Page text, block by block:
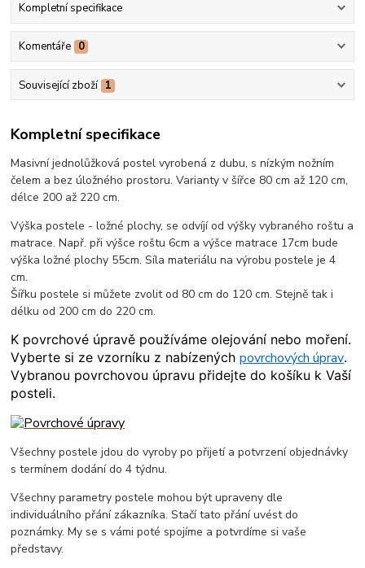
Kompletní specifikace
Komentáře 0
Související zboží 1
Kompletní specifikace
Masivní jednolůžková postel vyrobená z dubu, s nízkým nožním
čelem a bez úložného prostoru. Varianty v šířce 80 cm až 120 cm,
délce 200 až 220 cm.
Výška postele - ložné plochy, se odvíjí od výšky vybraného roštu a
matrace. Např. při výšce roštu 6cm a výšce matrace 17cm bude
výška ložné plochy 55cm. Síla materiálu na výrobu postele je 4
cm.
Šířku postele si můžete zvolit od 80 cm do 120 cm. Stejně tak i
délku od 200 cm do 220 cm.
K povrchové úpravě používáme olejování nebo moření.
Vyberte si ze vzorníku z nabízenýchpovrchových úprav.
Vybranou povrchovou úpravu přidejte do košíku k Vaší
posteli.
Všechny postele jdou do vyroby po přijetí a potvrzení objednávky
s termínem dodání do 4 týdnu.
Všechny parametry postele mohou být upraveny dle
individuálního přání zákazníka. Stačí tato přání uvést do
poznámky. My se s vámi poté spojíme a potvrdíme si vaše
představy.